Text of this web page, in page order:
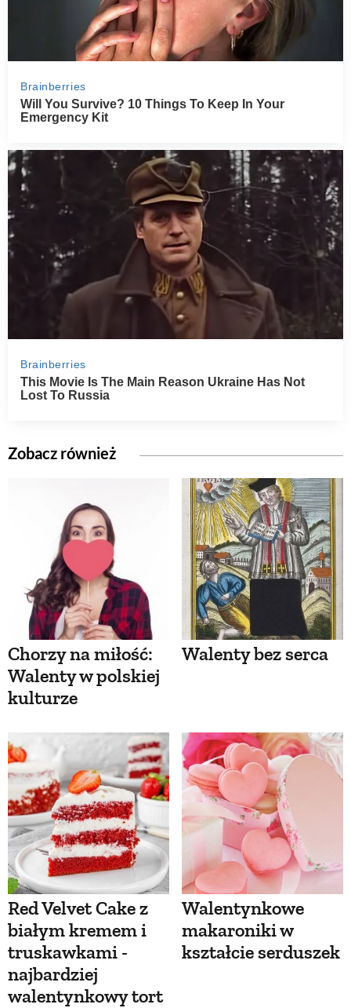
Zobacz również
Chorzy na miłość:
Walenty w polskiej
kulturze
Walenty bez serca
Red Velvet Cake z
białym kremem i
truskawkami -
najbardziej
walentynkowy tort
Walentynkowe
makaroniki w
kształcie serduszek